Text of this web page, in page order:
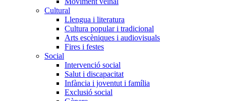
Cultural
Llengua i literatura
Cultura popular i tradicional
Arts escèniques i audiovisuals
Fires i festes
Social
Intervenció social
Salut i discapacitat
Infància i joventut i família
Exclusió social